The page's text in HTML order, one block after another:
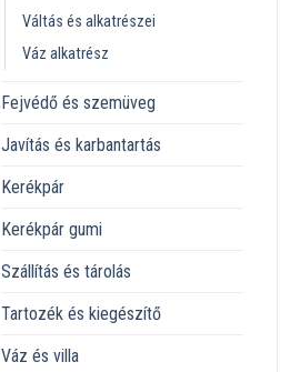
Váltás és alkatrészei
Váz alkatrész
Fejvédő és szemüveg
Javítás és karbantartás
Kerékpár
Kerékpár gumi
Szállítás és tárolás
Tartozék és kiegészítő
Váz és villa